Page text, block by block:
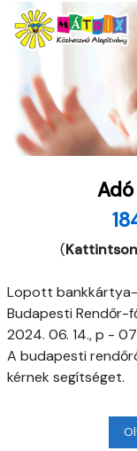
(
Lopott bankkártya-
Budapesti Rendőr-
2024. 06. 14., p -
A budapesti
kérnek segítséget.